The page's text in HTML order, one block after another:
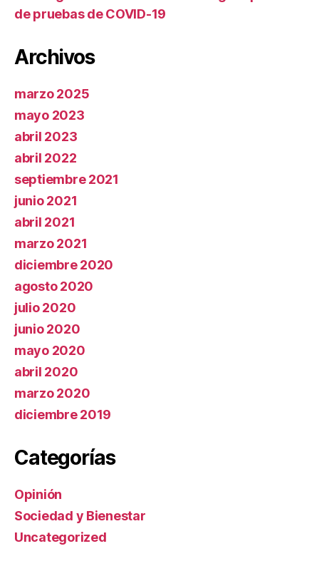
de pruebas de COVID-19
Archivos
marzo 2025
mayo 2023
abril 2023
abril 2022
septiembre 2021
junio 2021
abril 2021
marzo 2021
diciembre 2020
agosto 2020
julio 2020
junio 2020
mayo 2020
abril 2020
marzo 2020
diciembre 2019
Categorías
Opinión
Sociedad y Bienestar
Uncategorized